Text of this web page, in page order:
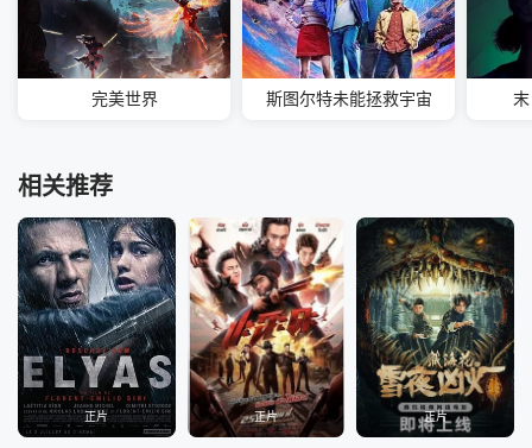
完美世界 斯图尔特未能拯救宇宙
相关推荐
正片 正片 正片